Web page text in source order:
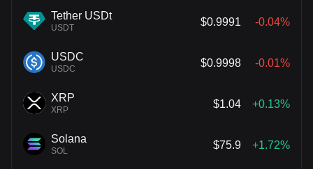
Tether USDt
USDT
$0.9991 -0.04%
USDC
USDC
$0.9998 -0.01%
XRP
XRP
$1.04 +0.13%
Solana
SOL
$75.9 +1.72%